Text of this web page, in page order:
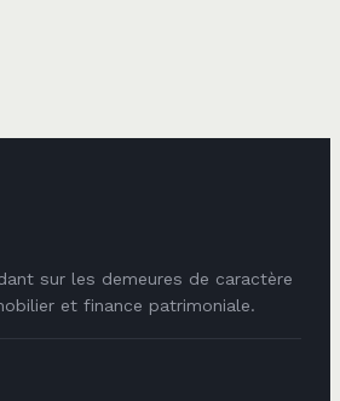
sur les demeures de caractère
et finance patrimoniale.